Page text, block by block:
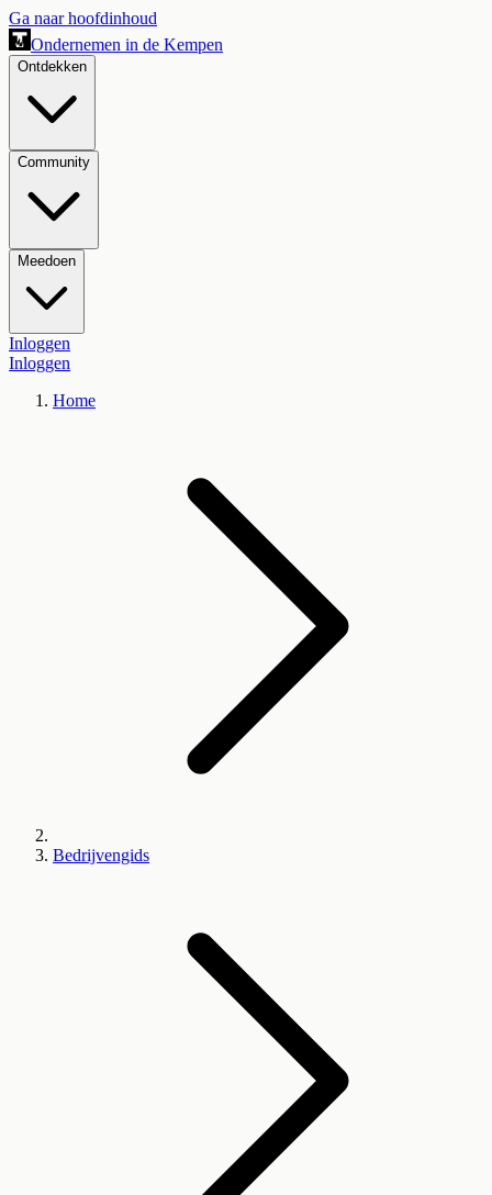
Ga naar hoofdinhoud
Ondernemen in de Kempen
Ontdekken
Community
Meedoen
Inloggen
Inloggen
Home
Bedrijvengids